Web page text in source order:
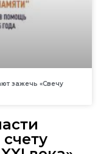
зажечь «Свечу